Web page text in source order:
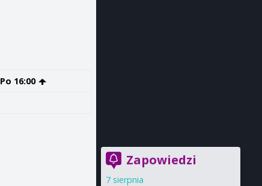
Po 16:00
Zapowiedzi
7 sierpnia